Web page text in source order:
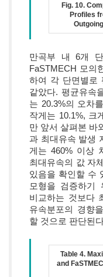
Fig. 10.
Profiles
만곡부 내 6개
FaSTMECH 모의
하여 각 단면별로
같았다. 평균유속
는 20.3%의 오차
작게는 10.1%, 크
만 앞서 살펴본 바
과 최대유속 발생
게는 460% 이상
최대유속의 값 자
있음을 확인할 수
모형을 검증하기
비교하는 것보다
유속분포의 경향
할 것으로 판단된
Table 4.
and